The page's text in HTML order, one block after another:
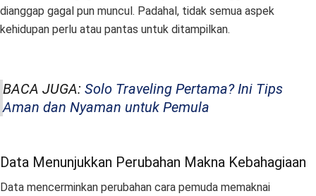
dianggap gagal pun muncul. Padahal, tidak semua aspek
kehidupan perlu atau pantas untuk ditampilkan.
BACA JUGA: Solo Traveling Pertama? Ini Tips
Aman dan Nyaman untuk Pemula
Data Menunjukkan Perubahan Makna Kebahagiaan
Data mencerminkan perubahan cara pemuda memaknai